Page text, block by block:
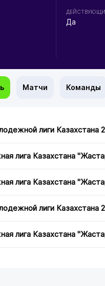
Да
Матчи Команды
лиги Казахстана
лига Казахстана
лига Казахстана
лиги Казахстана
лига Казахстана